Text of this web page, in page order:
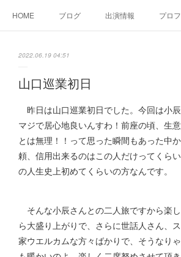
HOME ブログ 出演情報 プロ
2022.06.19 04:51
山口巡業初日
昨日は山口巡業初日でした。今回は小辰
マジで居心地良いんすわ！前座の頃、生
とは無理！！って思った瞬間もあった中
頼、信用出来るのはこの人だけってくら
の人生史上初めてくらいの方なんです。
そんな小辰さんとの二人旅ですから楽
ら大盛り上がりで、さらに世話人さん、
家ウエルカムな方々ばかりで、そうなり